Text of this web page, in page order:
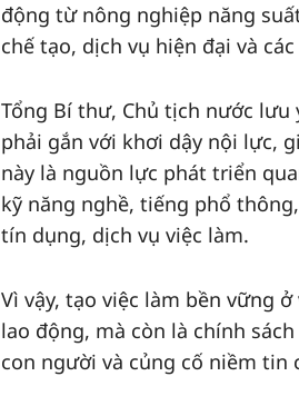
động từ nông nghiệp năng
chế tạo, dịch vụ hiện đại và
Tổng Bí thư, Chủ tịch nước
phải gắn với khơi dậy nội lực,
này là nguồn lực phát triển
kỹ năng nghề, tiếng phổ
tín dụng, dịch vụ việc làm.
Vì vậy, tạo việc làm bền vững
lao động, mà còn là chính
con người và củng cố niềm tin